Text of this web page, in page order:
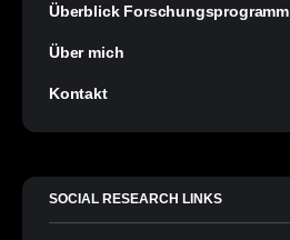
Überblick Forschungsprogramm
Über mich
Kontakt
SOCIAL RESEARCH LINKS